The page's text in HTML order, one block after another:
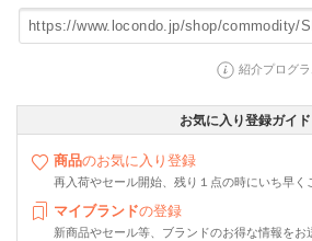
紹介プログ
お気に入り登録ガイド
商品のお気に入り登録
再入荷やセール開始、残り１点の時にいち早く
マイブランドの登録
新商品やセール等、ブランドのお得な情報をお